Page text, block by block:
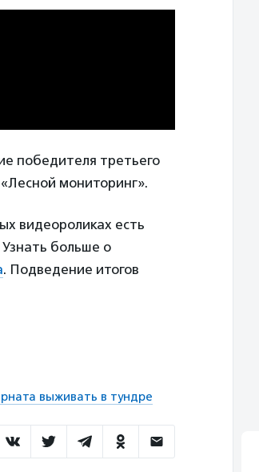
победителя третьего
мониторинг».
видеороликах есть
больше о
. Подведение итогов
выживать в тундре